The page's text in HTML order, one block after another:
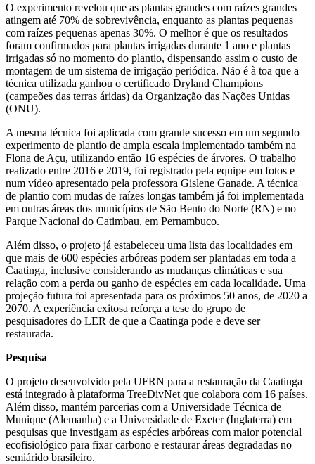
O experimento revelou que as plantas grandes com raízes grandes
atingem até 70% de sobrevivência, enquanto as plantas pequenas
com raízes pequenas apenas 30%. O melhor é que os resultados
foram confirmados para plantas irrigadas durante 1 ano e plantas
irrigadas só no momento do plantio, dispensando assim o custo de
montagem de um sistema de irrigação periódica. Não é à toa que a
técnica utilizada ganhou o certificado Dryland Champions
(campeões das terras áridas) da Organização das Nações Unidas
(ONU).
A mesma técnica foi aplicada com grande sucesso em um segundo
experimento de plantio de ampla escala implementado também na
Flona de Açu, utilizando então 16 espécies de árvores. O trabalho
realizado entre 2016 e 2019, foi registrado pela equipe em fotos e
num vídeo apresentado pela professora Gislene Ganade. A técnica
de plantio com mudas de raízes longas também já foi implementada
em outras áreas dos municípios de São Bento do Norte (RN) e no
Parque Nacional do Catimbau, em Pernambuco.
Além disso, o projeto já estabeleceu uma lista das localidades em
que mais de 600 espécies arbóreas podem ser plantadas em toda a
Caatinga, inclusive considerando as mudanças climáticas e sua
relação com a perda ou ganho de espécies em cada localidade. Uma
projeção futura foi apresentada para os próximos 50 anos, de 2020 a
2070. A experiência exitosa reforça a tese do grupo de
pesquisadores do LER de que a Caatinga pode e deve ser
restaurada.
Pesquisa
O projeto desenvolvido pela UFRN para a restauração da Caatinga
está integrado à plataforma TreeDivNet que colabora com 16 países.
Além disso, mantém parcerias com a Universidade Técnica de
Munique (Alemanha) e a Universidade de Exeter (Inglaterra) em
pesquisas que investigam as espécies arbóreas com maior potencial
ecofisiológico para fixar carbono e restaurar áreas degradadas no
semiárido brasileiro.